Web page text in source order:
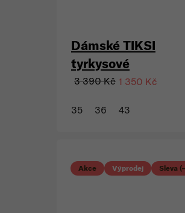
Dámské TIKSI
tyrkysové
3 390 Kč 1 350 Kč
35 36 43
Akce Výprodej Sleva